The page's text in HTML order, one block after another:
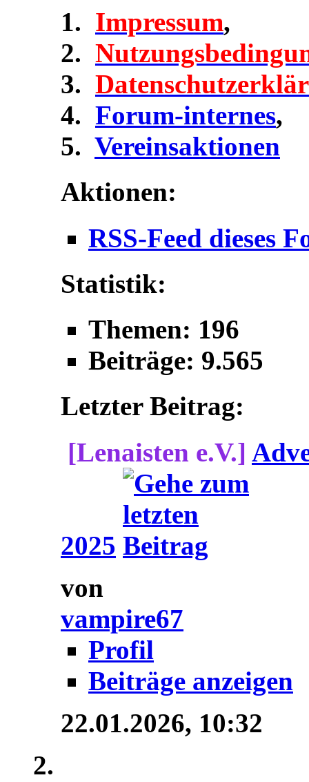
Impressum,
Forum-internes,
Vereinsaktionen
Aktionen:
RSS-Feed dieses
Statistik:
Themen: 196
Beiträge: 9.565
Letzter Beitrag:
[Lenaisten e.V.]
2025
von
vampire67
Profil
Beiträge anzeigen
22.01.2026, 10:32